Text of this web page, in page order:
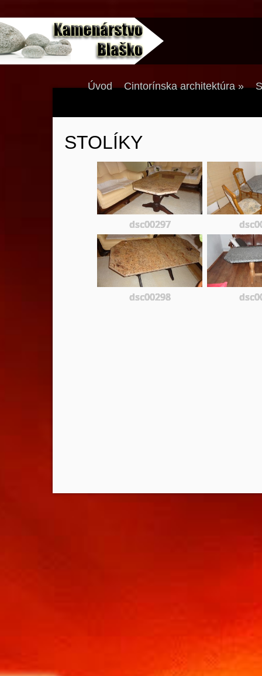
Úvod Cintorínska architektúra»
STOLÍKY
dsc00297
dsc00298